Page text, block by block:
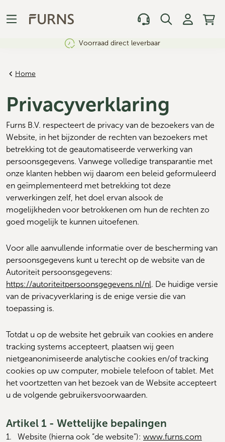
Voorraad direct leverbaar
Home
Privacyverklaring
Furns B.V. respecteert de privacy van de bezoekers van de
Website, in het bijzonder de rechten van bezoekers met
betrekking tot de geautomatiseerde verwerking van
persoonsgegevens. Vanwege volledige transparantie met
onze klanten hebben wij daarom een beleid geformuleerd
en geïmplementeerd met betrekking tot deze
verwerkingen zelf, het doel ervan alsook de
mogelijkheden voor betrokkenen om hun de rechten zo
goed mogelijk te kunnen uitoefenen.
Voor alle aanvullende informatie over de bescherming van
persoonsgegevens kunt u terecht op de website van de
https://autoriteitpersoonsgegevens.nl/nl. De huidige versie
van de privacyverklaring is de enige versie die van
toepassing is.
Totdat u op de website het gebruik van cookies en andere
tracking systems accepteert, plaatsen wij geen
nietgeanonimiseerde analytische cookies en/of tracking
cookies op uw computer, mobiele telefoon of tablet. Met
het voortzetten van het bezoek van de Website accepteert
u de volgende gebruikersvoorwaarden.
Artikel 1 - Wettelijke bepalingen
1. Website (hierna ook “de website”): www.furns.com